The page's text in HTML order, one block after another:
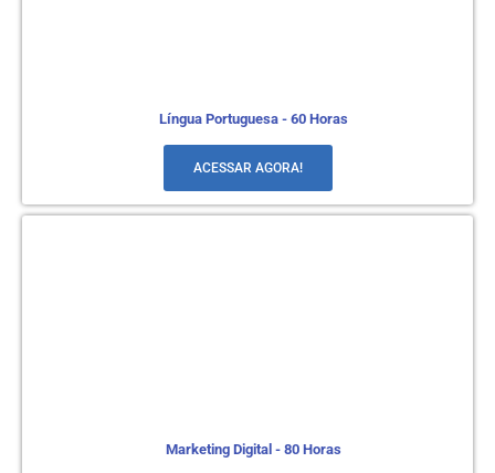
Língua Portuguesa - 60 Horas
ACESSAR AGORA!
Marketing Digital - 80 Horas